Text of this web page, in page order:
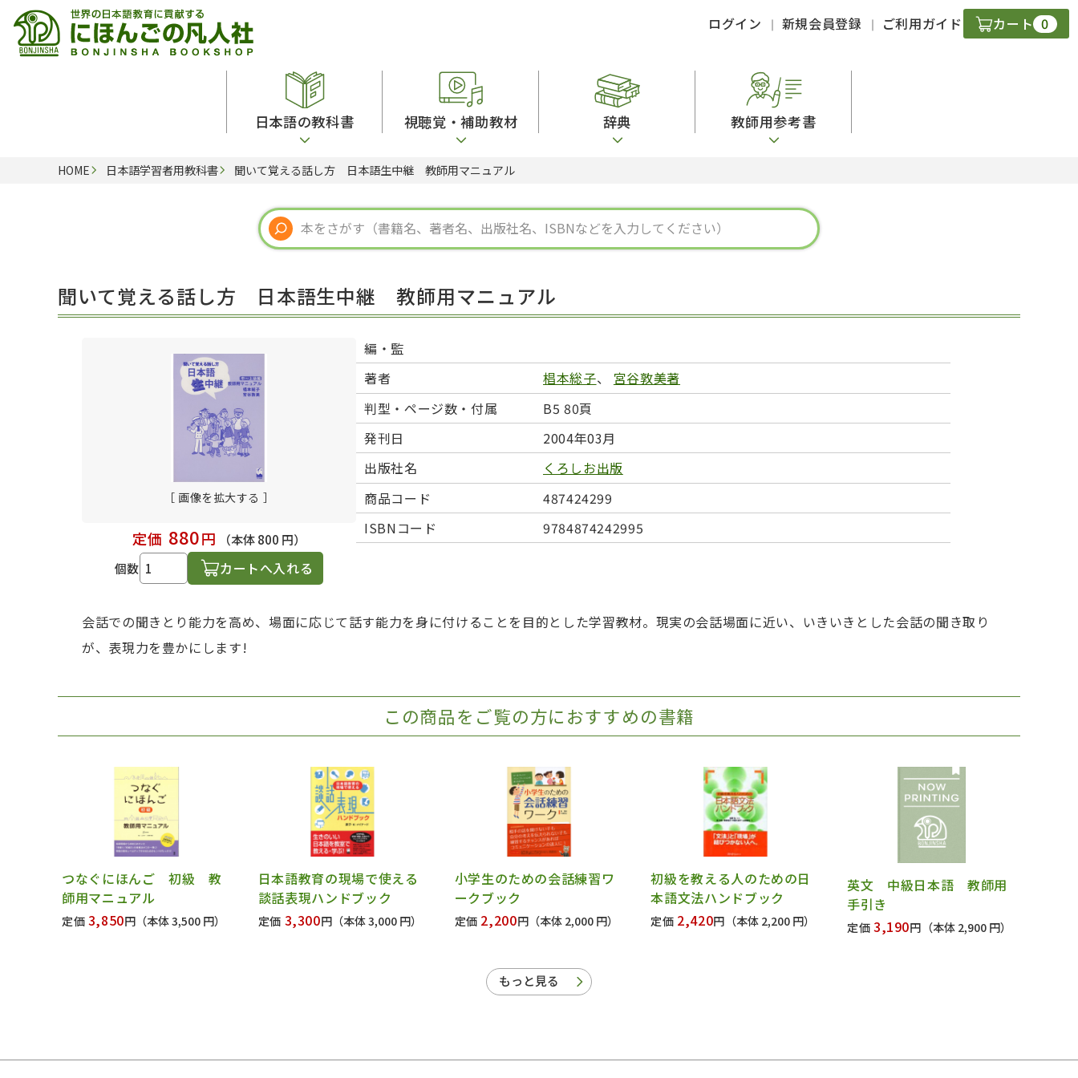
ログイン 新規会員登録 ご利用ガイド カート 0
日本語の教科書
留学生向け専門分野
子ども向け
文法
発音・聴解
作文
練習問題
日本語能力試験対策
日本留学試験対策
日本語学習関連副読本
定期刊行物
視聴覚・補助教材
カード・ゲーム・絵教材
絵本・子ども向け補助 図表
辞典
スペイン語辞典
中国語辞典
ドイツ語辞典
ポルトガル語辞典
ロシア語辞典
語学・文法辞典
表現・用字用語辞典 比較文化辞典
教師用参考書
語彙・意味
文章・談話・表現
表記
言語学
多言語社会・言語政策
言語の諸相
アカデミック・スキル
HOME 日本語学習者用教科書 聞いて覚える話し方 日本語生中継 教師用マニュアル
聞いて覚える話し方 日本語生中継 教師用マニュアル
［ 画像を拡大する ］
定価 880円
（本体 800 円）
個数
カートへ入れる
編・監
著者
椙本総子、 宮谷敦美著
判型・ページ数・付属
B5 80頁
発刊日
2004年03月
出版社名
くろしお出版
商品コード
487424299
ISBNコード
9784874242995
会話での聞きとり能力を高め、場面に応じて話す能力を身に付けることを目的とした学習教材。現実の会話場面に近い、いきいきとした会話の聞き取り
が、表現力を豊かにします!
この商品をご覧の方におすすめの書籍
つなぐにほんご 初級 教
師用マニュアル
定価 3,850円 （本体 3,500 円）
日本語教育の現場で使える
談話表現ハンドブック
定価 3,300円 （本体 3,000 円）
小学生のための会話練習ワ
ークブック
定価 2,200円 （本体 2,000 円）
初級を教える人のための日
本語文法ハンドブック
定価 2,420円 （本体 2,200 円）
英文 中級日本語 教師用
手引き
定価 3,190円 （本体 2,900 円）
もっと見る